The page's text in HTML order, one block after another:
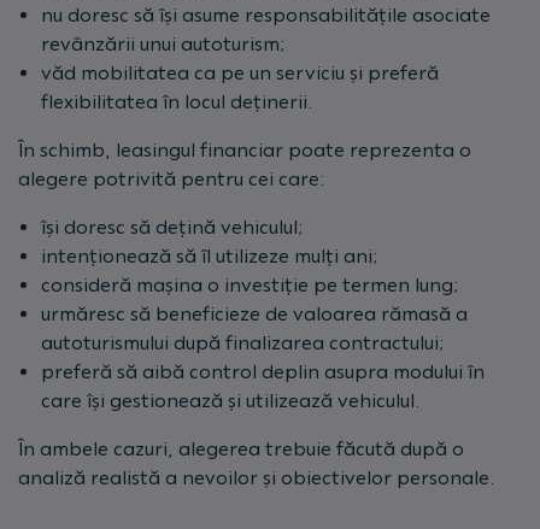
nu doresc să își asume responsabilitățile asociate
revânzării unui autoturism;
văd mobilitatea ca pe un serviciu și preferă
flexibilitatea în locul deținerii.
În schimb, leasingul financiar poate reprezenta o
alegere potrivită pentru cei care:
își doresc să dețină vehiculul;
intenționează să îl utilizeze mulți ani;
consideră mașina o investiție pe termen lung;
urmăresc să beneficieze de valoarea rămasă a
autoturismului după finalizarea contractului;
preferă să aibă control deplin asupra modului în
care își gestionează și utilizează vehiculul.
În ambele cazuri, alegerea trebuie făcută după o
analiză realistă a nevoilor și obiectivelor personale.